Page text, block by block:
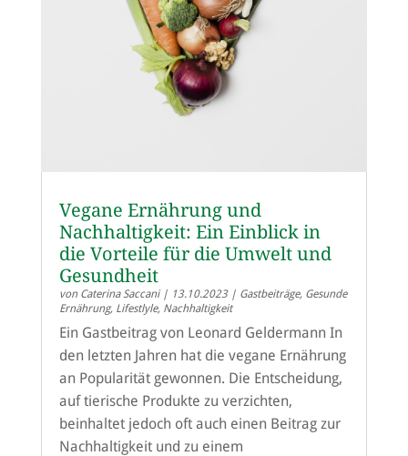
Vegane Ernährung und
Nachhaltigkeit: Ein Einblick in
die Vorteile für die Umwelt und
Gesundheit
von Caterina Saccani| 13.10.2023| Gastbeiträge, Gesunde
Ernährung, Lifestlyle, Nachhaltigkeit
Ein Gastbeitrag von Leonard Geldermann In
den letzten Jahren hat die vegane Ernährung
an Popularität gewonnen. Die Entscheidung,
auf tierische Produkte zu verzichten,
beinhaltet jedoch oft auch einen Beitrag zur
Nachhaltigkeit und zu einem